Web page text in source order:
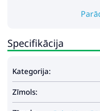
- regulējama atzveltne
- regulējams kāju balsts
- drošības josta ar
- bamperis atvēras
- riteņi: nepiepūšami,
noņemami
Specifikācija
Kategorija:
Zīmols: